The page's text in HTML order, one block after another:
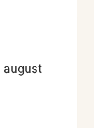
august